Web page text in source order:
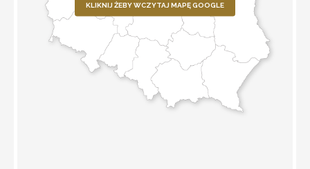
KLIKNIJ ŻEBY WCZYTAJ MAPĘ GOOGLE